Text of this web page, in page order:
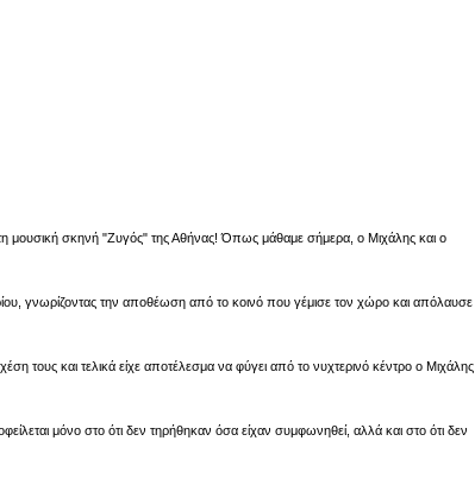
μουσική σκηνή "Ζυγός" της Αθήνας! Όπως μάθαμε σήμερα, ο Μιχάλης και ο
γνωρίζοντας την αποθέωση από το κοινό που γέμισε τον χώρο και απόλαυσε
τους και τελικά είχε αποτέλεσμα να φύγει από το νυχτερινό κέντρο ο Μιχάλης
μόνο στο ότι δεν τηρήθηκαν όσα είχαν συμφωνηθεί, αλλά και στο ότι δεν